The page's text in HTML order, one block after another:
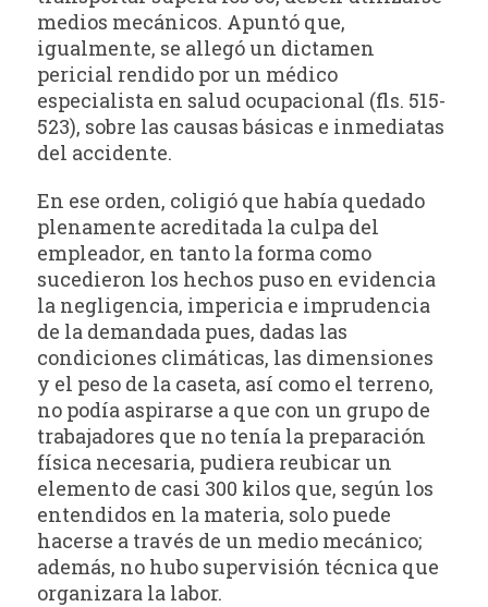
medios mecánicos. Apuntó que,
igualmente, se allegó un dictamen
pericial rendido por un médico
especialista en salud ocupacional (fls. 515-
523), sobre las causas básicas e inmediatas
del accidente.
En ese orden, coligió que había quedado
plenamente acreditada la culpa del
empleador, en tanto la forma como
sucedieron los hechos puso en evidencia
la negligencia, impericia e imprudencia
de la demandada pues, dadas las
condiciones climáticas, las dimensiones
y el peso de la caseta, así como el terreno,
no podía aspirarse a que con un grupo de
trabajadores que no tenía la preparación
física necesaria, pudiera reubicar un
elemento de casi 300 kilos que, según los
entendidos en la materia, solo puede
hacerse a través de un medio mecánico;
además, no hubo supervisión técnica que
organizara la labor.